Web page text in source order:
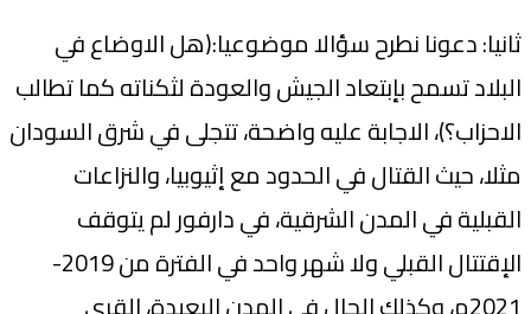
ثانيا: دعونا نطرح سؤالا موضوعيا:(هل الاوضاع في
البلاد تسمح بإبتعاد الجيش والعودة لثكناته كما تطالب
الاحزاب؟)، الاجابة عليه واضحة، تتجلى في شرق السودان
مثلا، حيث القتال في الحدود مع إثيوبيا، والنزاعات
القبلية في المدن الشرقية، في دارفور لم يتوقف
الإقتتال القبلي ولا شهر واحد في الفترة من 2019-